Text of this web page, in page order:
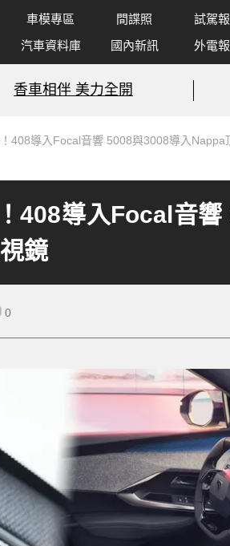
車模專區 間諜照 試駕
汽車資料庫 國內新訊 外電
香車相伴 美力全開
！408導入Focal音響 5008與3008導入
408導入Focal音
鏡
0